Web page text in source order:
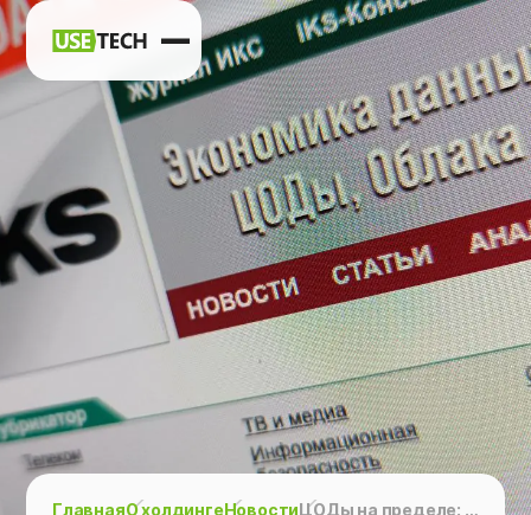
Карьера
Контакты
tg
ГлавнаяО холдингеНовости ЦОДы на пределе: что делать бизнесу с растущим потреблением серверных ресурсов – статья Павла Ерошкина на ИКС-Медиа